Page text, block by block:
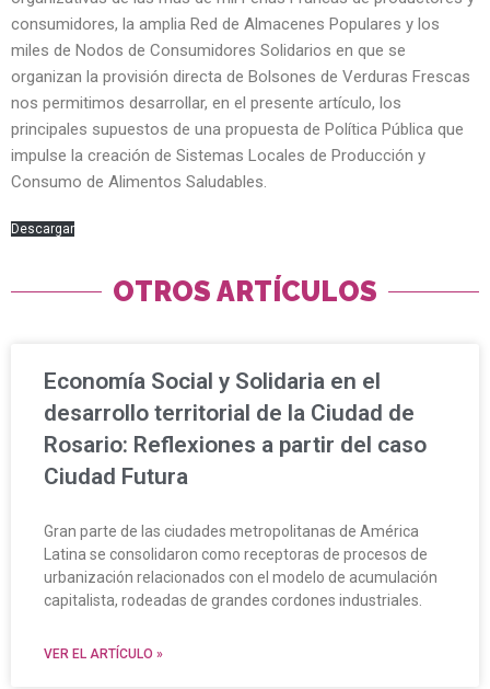
consumidores, la amplia Red de Almacenes Populares y los
miles de Nodos de Consumidores Solidarios en que se
organizan la provisión directa de Bolsones de Verduras Frescas
nos permitimos desarrollar, en el presente artículo, los
principales supuestos de una propuesta de Política Pública que
impulse la creación de Sistemas Locales de Producción y
Consumo de Alimentos Saludables.
Descargar
OTROS ARTÍCULOS
Economía Social y Solidaria en el
desarrollo territorial de la Ciudad de
Rosario: Reflexiones a partir del caso
Ciudad Futura
Gran parte de las ciudades metropolitanas de América
Latina se consolidaron como receptoras de procesos de
urbanización relacionados con el modelo de acumulación
capitalista, rodeadas de grandes cordones industriales.
VER EL ARTÍCULO »